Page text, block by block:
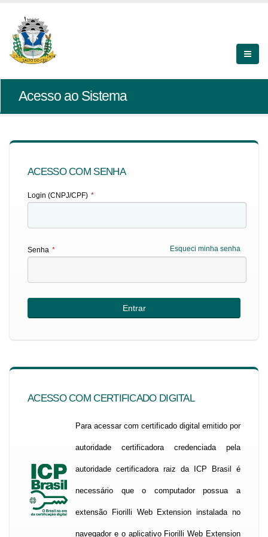
Acesso ao Sistema
ACESSO COM SENHA
Login (CNPJ/CPF) *
Esqueci minha senha
Senha *
ACESSO COM CERTIFICADO DIGITAL
Para acessar com certificado digital emitido por
autoridade certificadora credenciada pela
autoridade certificadora raiz da ICP Brasil é
necessário que o computador possua a
extensão Fiorilli Web Extension instalada no
navegador e o aplicativo Fiorilli Web Extension